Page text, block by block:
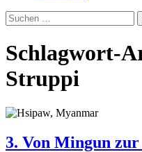
Suchen
nach:
Schlagwort-
Struppi
3. Von Mingun